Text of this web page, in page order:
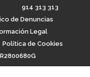
914 313 313
de Denuncias
Legal
Política de Cookies